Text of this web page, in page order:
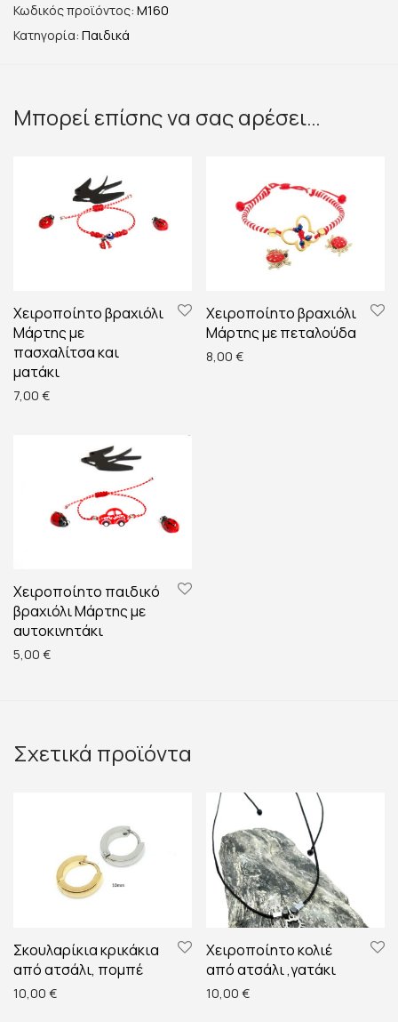
Κωδικός προϊόντος: M160
Κατηγορία: Παιδικά
Μπορεί επίσης να σας αρέσει…
Χειροποίητο βραχιόλι
Μάρτης με
πασχαλίτσα και
ματάκι
7,00 €
Χειροποίητο βραχιόλι
Μάρτης με πεταλούδα
8,00 €
Χειροποίητο παιδικό
βραχιόλι Μάρτης με
αυτοκινητάκι
5,00 €
Σχετικά προϊόντα
Σκουλαρίκια κρικάκια
από ατσάλι, πομπέ
10,00 €
Χειροποίητο κολιέ
από ατσάλι ,γατάκι
10,00 €